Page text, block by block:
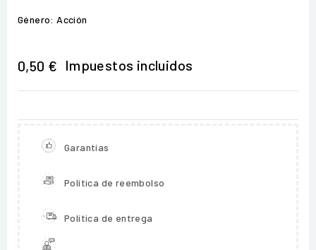
Género: Acción
0,50 € Impuestos incluidos
Garantías
Política de reembolso
Política de entrega